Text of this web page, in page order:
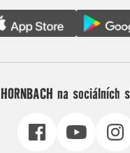
HORNBACH na sociálních